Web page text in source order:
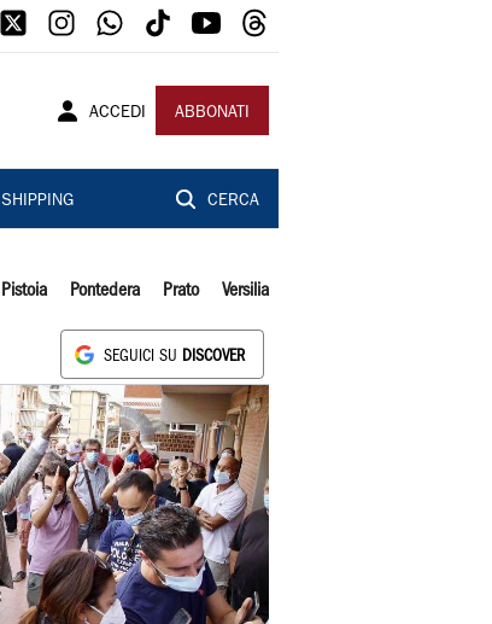
ACCEDI ABBONATI
SHIPPING CERCA
Pistoia Pontedera Prato Versilia
SEGUICI SU DISCOVER